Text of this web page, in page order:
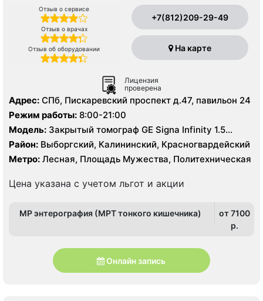
Отзыв о сервисе
Отзыв о врачах
Отзыв об оборудовании
+7(812)209-29-49
На карте
Лицензия
проверена
Адрес: СПб, Пискаревский проспект д.47, павильон 24
Режим работы: 8:00-21:00
Модель: Закрытый томограф GE Signa Infinity 1.5
Тесла, КТ Toshiba Aguilion 64 среза, УЗИ
Район: Выборгский, Калининский, Красногвардейский
Метро: Лесная, Площадь Мужества, Политехническая
Цена указана с учетом льгот и акции
МР энтерография (МРТ тонкого кишечника)
от 7100
p.
Онлайн запись